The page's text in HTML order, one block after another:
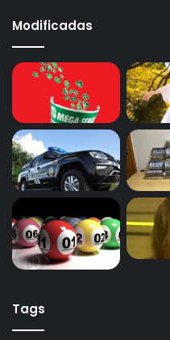
Modificadas
Tags